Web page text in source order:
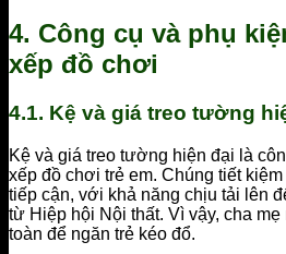
4. Công cụ và phụ
xếp đồ chơi
4.1. Kệ và giá treo tường
Kệ và giá treo tường hiện đại là
xếp đồ chơi trẻ em. Chúng tiết
tiếp cận, với khả năng chịu tải lên
từ Hiệp hội Nội thất. Vì vậy, cha
toàn để ngăn trẻ kéo đổ.